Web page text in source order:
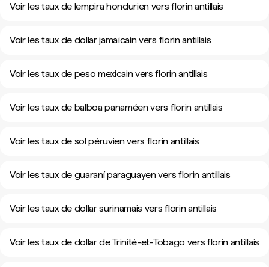
Voir les taux de lempira hondurien vers florin antillais
Voir les taux de dollar jamaïcain vers florin antillais
Voir les taux de peso mexicain vers florin antillais
Voir les taux de balboa panaméen vers florin antillais
Voir les taux de sol péruvien vers florin antillais
Voir les taux de guaraní paraguayen vers florin antillais
Voir les taux de dollar surinamais vers florin antillais
Voir les taux de dollar de Trinité-et-Tobago vers florin antillais